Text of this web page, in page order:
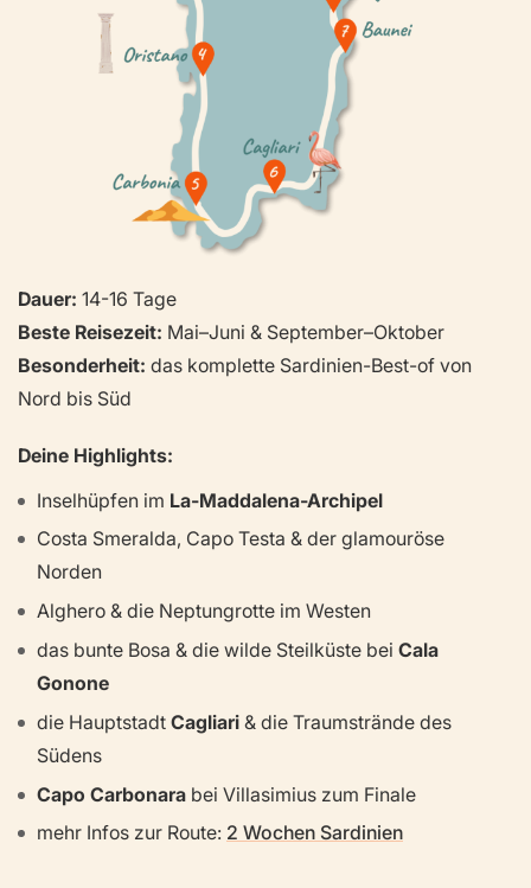
Dauer: 14-16 Tage
Beste Reisezeit: Mai–Juni & September–Oktober
Besonderheit: das komplette Sardinien-Best-of von
Nord bis Süd
Deine Highlights:
Inselhüpfen im La-Maddalena-Archipel
Costa Smeralda, Capo Testa & der glamouröse
Norden
Alghero & die Neptungrotte im Westen
das bunte Bosa & die wilde Steilküste bei Cala
Gonone
die Hauptstadt Cagliari & die Traumstrände des
Südens
Capo Carbonara bei Villasimius zum Finale
mehr Infos zur Route: 2 Wochen Sardinien